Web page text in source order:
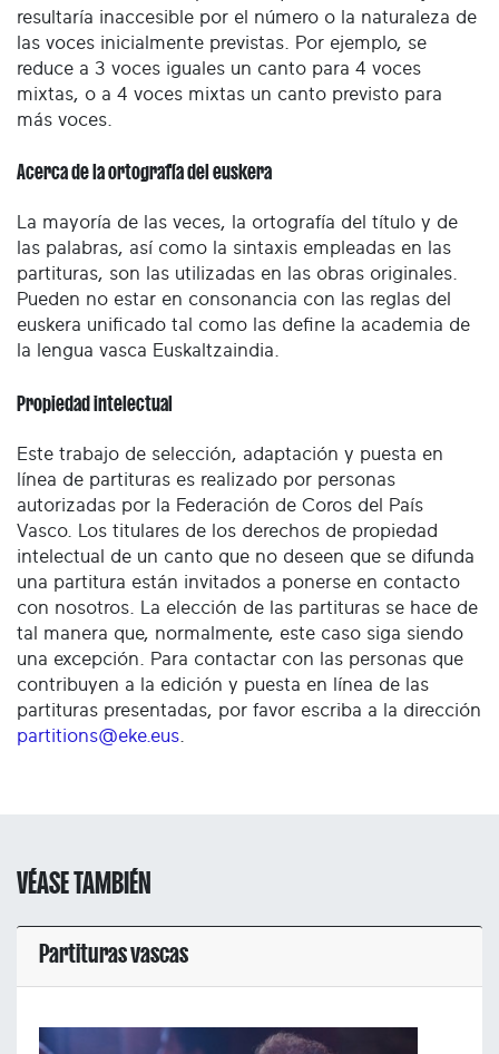
resultaría inaccesible por el número o la naturaleza de
las voces inicialmente previstas. Por ejemplo, se
reduce a 3 voces iguales un canto para 4 voces
mixtas, o a 4 voces mixtas un canto previsto para
más voces.
Acerca de la ortografía del euskera
La mayoría de las veces, la ortografía del título y de
las palabras, así como la sintaxis empleadas en las
partituras, son las utilizadas en las obras originales.
Pueden no estar en consonancia con las reglas del
euskera unificado tal como las define la academia de
la lengua vasca Euskaltzaindia.
Propiedad intelectual
Este trabajo de selección, adaptación y puesta en
línea de partituras es realizado por personas
autorizadas por la Federación de Coros del País
Vasco. Los titulares de los derechos de propiedad
intelectual de un canto que no deseen que se difunda
una partitura están invitados a ponerse en contacto
con nosotros. La elección de las partituras se hace de
tal manera que, normalmente, este caso siga siendo
una excepción. Para contactar con las personas que
contribuyen a la edición y puesta en línea de las
partituras presentadas, por favor escriba a la dirección
partitions@eke.eus
VÉASE TAMBIÉN
Partituras vascas